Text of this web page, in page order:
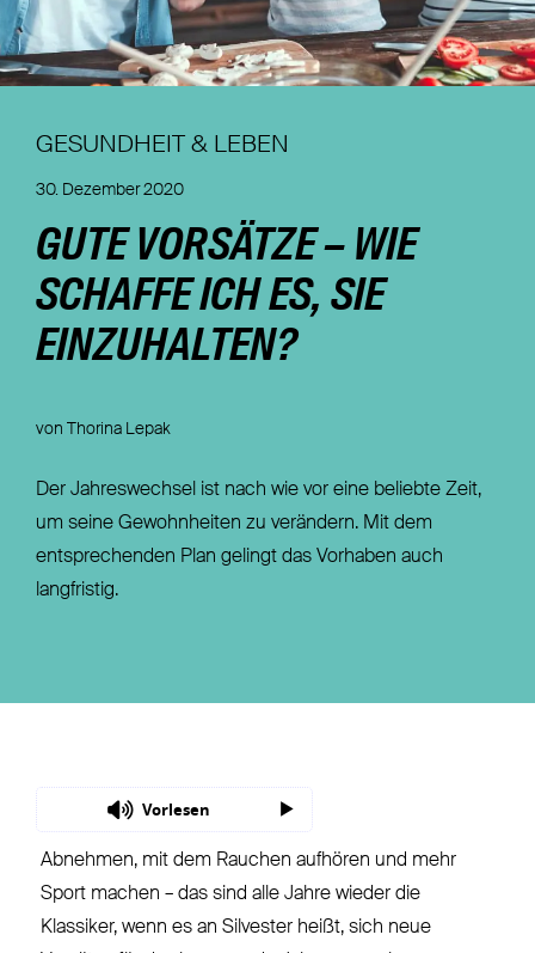
Nachhaltigkeit
GESUNDHEIT & LEBEN
30. Dezember 2020
GUTE VORSÄTZE – WIE
SCHAFFE ICH ES, SIE
EINZUHALTEN?
von Thorina Lepak
Der Jahreswechsel ist nach wie vor eine beliebte Zeit,
um seine Gewohnheiten zu verändern. Mit dem
entsprechenden Plan gelingt das Vorhaben auch
langfristig.
Vorlesen
Abnehmen, mit dem Rauchen aufhören und mehr
Sport machen – das sind alle Jahre wieder die
Klassiker, wenn es an Silvester heißt, sich neue